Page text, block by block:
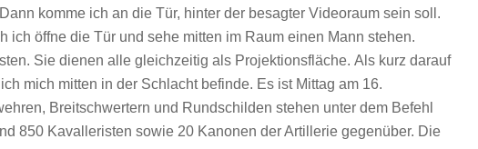
komme ich an die Tür, hinter der besagter Videoraum sein soll.
ich öffne die Tür und sehe mitten im Raum einen Mann stehen.
Sie dienen alle gleichzeitig als Projektionsfläche. Als kurz darauf
mich mitten in der Schlacht befinde. Es ist Mittag am 16.
Breitschwertern und Rundschilden stehen unter dem Befehl
850 Kavalleristen sowie 20 Kanonen der Artillerie gegenüber. Die